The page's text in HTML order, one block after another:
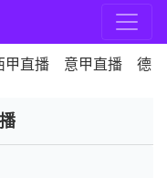
甲直播 意甲直播 德